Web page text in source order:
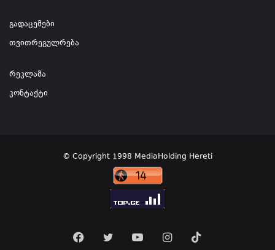
გადაცემები
თვითრეგულრება
რეკლამა
კონტაქტი
© Copyright 1998 MediaHolding Hereti
FacebookTwitter YouTubeInstagram